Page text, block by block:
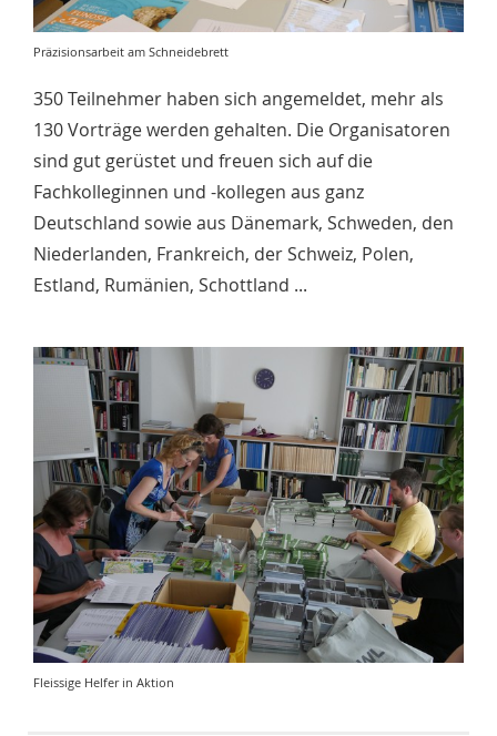
Präzisionsarbeit am Schneidebrett
350 Teilnehmer haben sich angemeldet, mehr als
130 Vorträge werden gehalten. Die Organisatoren
sind gut gerüstet und freuen sich auf die
Fachkolleginnen und -kollegen aus ganz
Deutschland sowie aus Dänemark, Schweden, den
Niederlanden, Frankreich, der Schweiz, Polen,
Estland, Rumänien, Schottland ...
Fleissige Helfer in Aktion